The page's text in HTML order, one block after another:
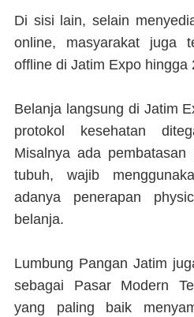
Di sisi lain, selain
online, masyarakat juga
offline di Jatim Expo hingga
Belanja langsung di Jatim
protokol kesehatan
Misalnya ada
tubuh, wajib
adanya penerapan
belanja.
Lumbung Pangan Jatim
sebagai Pasar Modern
yang paling baik